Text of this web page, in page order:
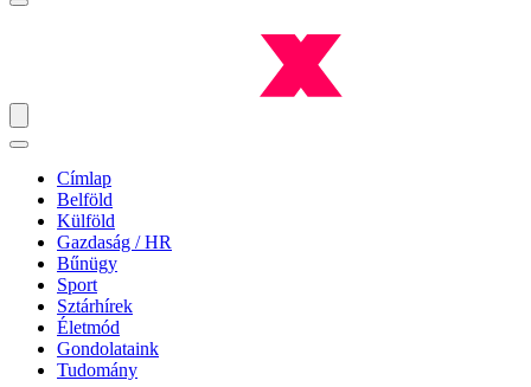
Címlap
Belföld
Külföld
Gazdaság / HR
Bűnügy
Sport
Sztárhírek
Életmód
Gondolataink
Tudomány